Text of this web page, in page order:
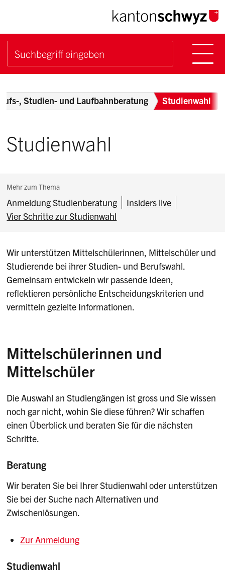
Navigieren im Kanton
Schnellnavigation
Suchbegriff
Breadcrumb
, Studien- und Laufbahnberatung Studienwahl
Subnavigation:
Mehr zum Thema
Anmeldung Studienberatung
Insiders live
Vier Schritte zur Studienwahl
Studienwahl
Wir unterstützen Mittelschülerinnen, Mittelschüler und
Studierende bei ihrer Studien- und Berufswahl.
Gemeinsam entwickeln wir passende Ideen,
reflektieren persönliche Entscheidungskriterien und
vermitteln gezielte Informationen.
Mittelschülerinnen und
Mittelschüler
Die Auswahl an Studiengängen ist gross und Sie wissen
noch gar nicht, wohin Sie diese führen? Wir schaffen
einen Überblick und beraten Sie für die nächsten
Schritte.
Beratung
Wir beraten Sie bei Ihrer Studienwahl oder unterstützen
Sie bei der Suche nach Alternativen und
Zwischenlösungen.
Zur Anmeldung
Studienwahl